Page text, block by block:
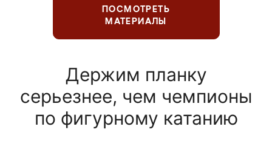
ПОСМОТРЕТЬ
МАТЕРИАЛЫ
Держим планку
серьезнее, чем чемпионы
по фигурному катанию